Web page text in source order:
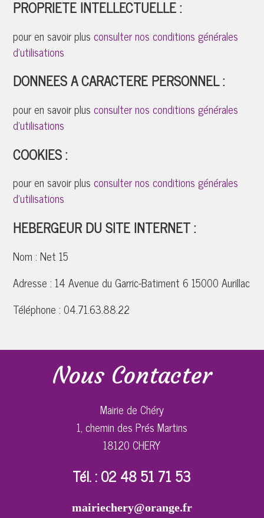
PROPRIETE INTELLECTUELLE :
pour en savoir plusconsulter nos conditions générales
d'utilisations
DONNEES A CARACTERE PERSONNEL :
pour en savoir plusconsulter nos conditions générales
d'utilisations
COOKIES :
pour en savoir plusconsulter nos conditions générales
d'utilisations
HEBERGEUR DU SITE INTERNET :
Nom :Net 15
Adresse :14 Avenue du Garric-Batiment 6 15000 Aurillac
Téléphone :04.71.63.88.22
Nous Contacter
Mairie de Chéry
1, chemin des Prés Martins
18120 CHERY
Tél. : 02 48 51 71 53
mairiechery@orange.fr